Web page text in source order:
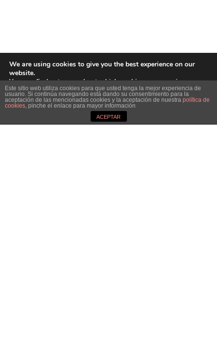
Este sitio web utiliza cookies para que usted tenga la mejor experiencia de
usuario. Si continúa navegando está dando su consentimiento para la
aceptación de las mencionadas cookies y la aceptación de nuestra política de
cookies, pinche el enlace para mayor información
ACEPTAR
We are using cookies to give you the best experience on our
website.
You can find out more about which cookies we are using or
switch them off insettings.
Accept Reject Settings